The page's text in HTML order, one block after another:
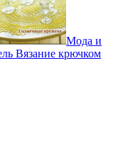
Мода и
Вязание крючком